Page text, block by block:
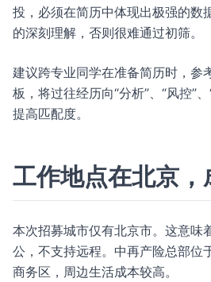
投，必须在简历中体现出极强的数
的深刻理解，否则很难通过初筛。
建议跨专业同学在准备简历时，参
板，将过往经历向“分析”、“风控”
提高匹配度。
工作地点在北京，
本次招募城市仅有北京市。这意味
公，不支持远程。中再产险总部位
商务区，周边生活成本较高。